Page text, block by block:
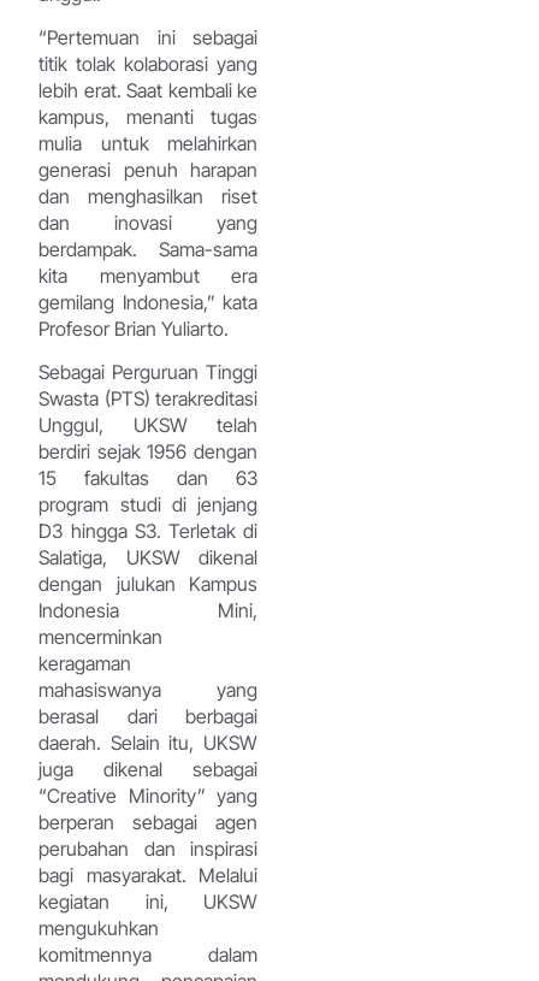
“Pertemuan ini sebagai
titik tolak kolaborasi yang
lebih erat. Saat kembali ke
kampus, menanti tugas
mulia untuk melahirkan
generasi penuh harapan
dan menghasilkan riset
dan inovasi yang
berdampak. Sama-sama
kita menyambut era
gemilang Indonesia,” kata
Profesor Brian Yuliarto.
Sebagai Perguruan Tinggi
Swasta (PTS) terakreditasi
Unggul, UKSW telah
berdiri sejak 1956 dengan
15 fakultas dan 63
program studi di jenjang
D3 hingga S3. Terletak di
Salatiga, UKSW dikenal
dengan julukan Kampus
Indonesia Mini,
mencerminkan
keragaman
mahasiswanya yang
berasal dari berbagai
daerah. Selain itu, UKSW
juga dikenal sebagai
“Creative Minority” yang
berperan sebagai agen
perubahan dan inspirasi
bagi masyarakat. Melalui
kegiatan ini, UKSW
mengukuhkan
komitmennya dalam